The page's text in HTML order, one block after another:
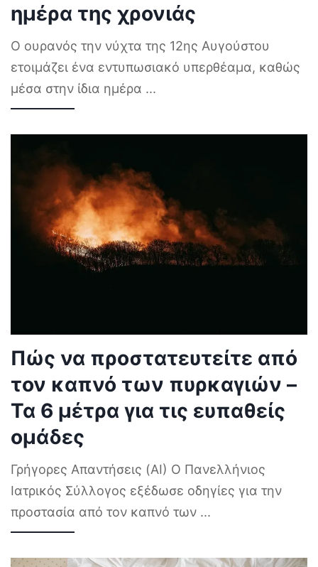
ημέρα της χρονιάς
Ο ουρανός την νύχτα της 12ης Αυγούστου
ετοιμάζει ένα εντυπωσιακό υπερθέαμα, καθώς
μέσα στην ίδια ημέρα ...
Πώς να προστατευτείτε από
τον καπνό των πυρκαγιών –
Τα 6 μέτρα για τις ευπαθείς
ομάδες
Γρήγορες Απαντήσεις (AI) Ο Πανελλήνιος
Ιατρικός Σύλλογος εξέδωσε οδηγίες για την
προστασία από τον καπνό των ...